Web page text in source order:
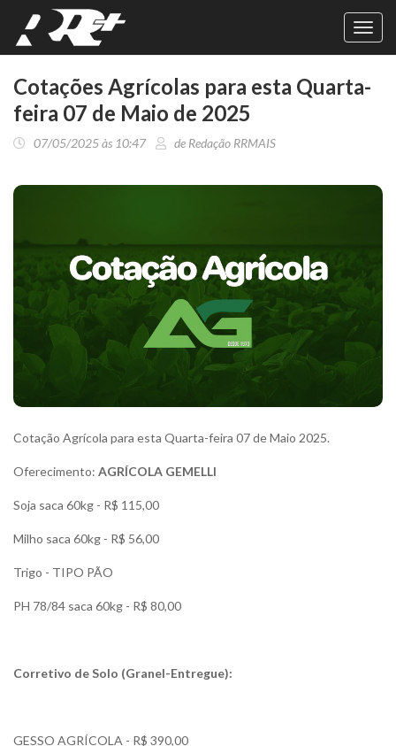
Cotações Agrícolas para esta Quarta-
feira 07 de Maio de 2025
07/05/2025 às 10:47 de Redação RRMAIS
Cotação Agrícola para esta Quarta-feira 07 de Maio 2025.
Oferecimento: AGRÍCOLA GEMELLI
Soja saca 60kg - R$ 115,00
Milho saca 60kg - R$ 56,00
Trigo - TIPO PÃO
PH 78/84 saca 60kg - R$ 80,00
Corretivo de Solo (Granel-Entregue):
GESSO AGRÍCOLA - R$ 390,00